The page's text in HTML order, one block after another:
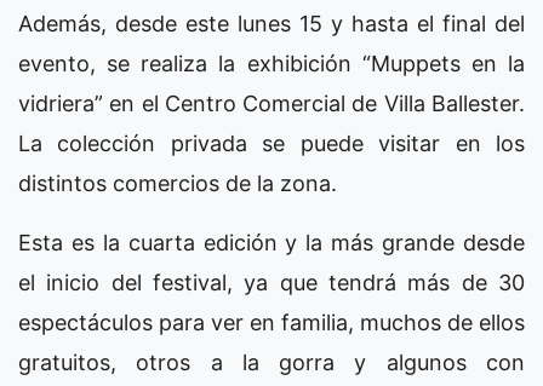
Además, desde este lunes 15 y hasta el final del
evento, se realiza la exhibición “Muppets en la
vidriera” en el Centro Comercial de Villa Ballester.
La colección privada se puede visitar en los
distintos comercios de la zona.
Esta es la cuarta edición y la más grande desde
el inicio del festival, ya que tendrá más de 30
espectáculos para ver en familia, muchos de ellos
gratuitos, otros a la gorra y algunos con